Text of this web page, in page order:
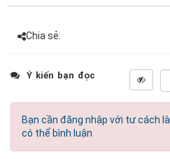
Chia sẻ:
Ý kiến bạn đọc
Bạn cần đăng nhập với tư cách là
có thể bình luận